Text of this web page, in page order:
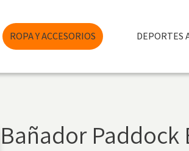
ROPA Y ACCESORIOS DEPORTES
Bañador Paddock